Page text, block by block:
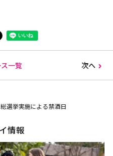
一覧 次へ
選挙実施による禁酒日
情報